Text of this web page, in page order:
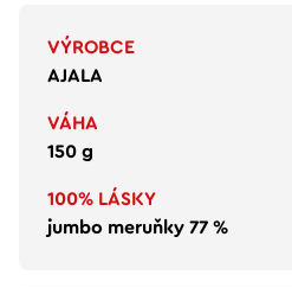
VÝROBCE
AJALA
VÁHA
150 g
100% LÁSKY
jumbo meruňky 77 %